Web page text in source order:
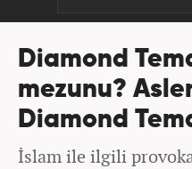
Diamond
mezunu?
Diamond
İslam ile ilgili